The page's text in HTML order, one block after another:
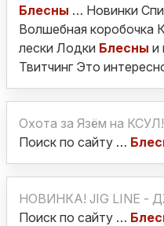
Блесны … Новинки
Волшебная коробочка
лески Лодки Блесны и
Твитчинг Это
Охота за Язём на
Поиск по сайту …
НОВИНКА! JIG LINE
Поиск по сайту …